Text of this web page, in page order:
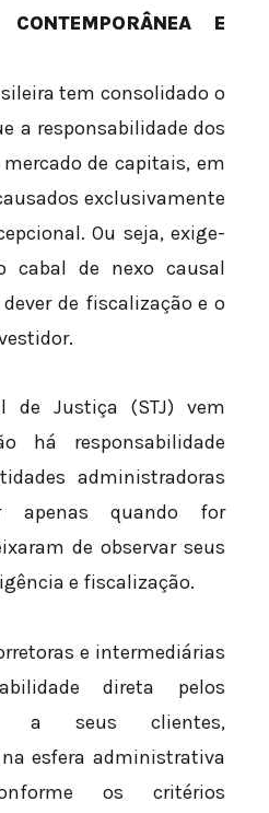
CONTEMPORÂNEA E
tem consolidado o
a responsabilidade dos
de capitais, em
exclusivamente
Ou seja, exige-
cabal de nexo causal
de fiscalização e o
de Justiça (STJ) vem
há responsabilidade
administradoras
apenas quando for
de observar seus
e fiscalização.
e intermediárias
direta pelos
a seus clientes,
esfera administrativa
os critérios